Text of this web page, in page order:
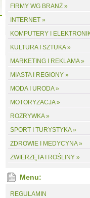
FIRMY WG BRANŻ »
INTERNET »
KOMPUTERY I
KULTURA I SZTUKA »
MARKETING I REKLAMA »
MIASTA I REGIONY »
MODA I URODA »
MOTORYZACJA »
ROZRYWKA »
SPORT I TURYSTYKA »
ZDROWIE I MEDYCYNA »
ZWIERZĘTA I ROŚLINY »
Menu:
REGULAMIN